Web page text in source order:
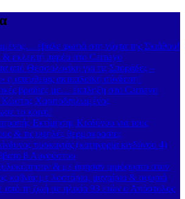
έβαλε φωτιά στη νύχτα της Σκιάθου!
& εκλεκτή παρέα στο Carnayo
από Θεσσαλονίκη για τις Σποράδες –
η απευθείας ακτοπλοϊκή σύνδεση!
βραδιές με… έκπληξη στο Carnayo
Χαριτοδιπλωμένος
το κοινό!
Εκτίμησης Κινδύνου για τους
& τις υψηλές θερμοκρασίες
πυρκαγιάς (κατηγορία κινδύνου 4)
8 Αυγούστου
& με άφησαν αιμόφυρτο στον
καβγάς με λοστάρια, μαχαίρια & σφυριά
από τη ζωή σε ηλικία 93 ετών ο Απόστολος